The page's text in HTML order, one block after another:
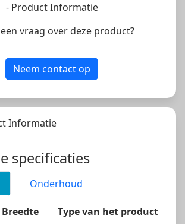
- Product Informatie
vraag over deze product?
Neem contact op
Informatie
specificaties
Onderhoud
Breedte
Type van het product